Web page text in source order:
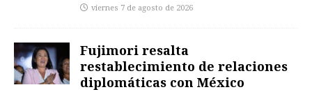
viernes 7 de agosto de 2026
Fujimori resalta
restablecimiento de relaciones
diplomáticas con México